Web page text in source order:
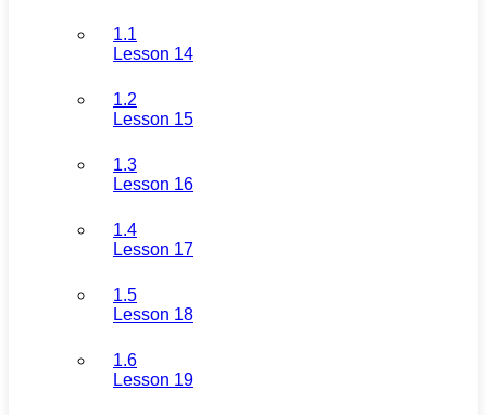
1.1
Lesson 14
1.2
Lesson 15
1.3
Lesson 16
1.4
Lesson 17
1.5
Lesson 18
1.6
Lesson 19